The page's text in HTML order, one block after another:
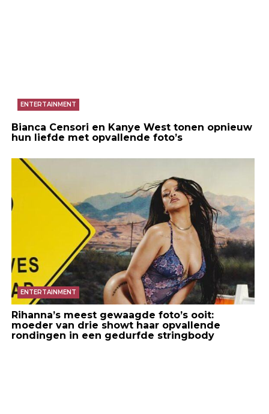
ENTERTAINMENT
Bianca Censori en Kanye West tonen opnieuw
hun liefde met opvallende foto’s
ENTERTAINMENT
Rihanna’s meest gewaagde foto’s ooit:
moeder van drie showt haar opvallende
rondingen in een gedurfde stringbody